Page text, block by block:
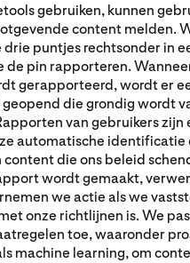
gebruiken, kunnen
content melden.
drie puntjes rechtsonder in
de pin rapporteren.
gerapporteerd, wordt er
die grondig wordt
van gebruikers zijn
automatische identificatie
die ons beleid
wordt gemaakt,
we actie als we
onze richtlijnen is. We
toe, waaronder
machine learning, om